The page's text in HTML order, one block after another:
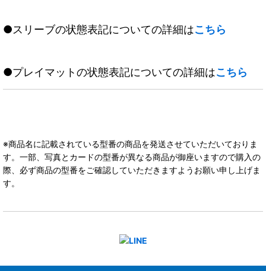
●スリーブの状態表記についての詳細はこちら
●プレイマットの状態表記についての詳細はこちら
※商品名に記載されている型番の商品を発送させていただいておりま
す。一部、写真とカードの型番が異なる商品が御座いますので購入の
際、必ず商品の型番をご確認していただきますようお願い申し上げま
す。